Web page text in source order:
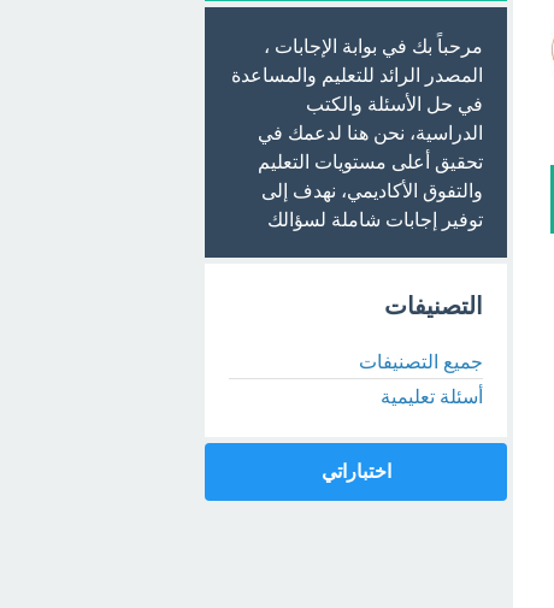
مرحباً بك في بوابة الإجابات ،
المصدر الرائد للتعليم والمساعدة
في حل الأسئلة والكتب
الدراسية، نحن هنا لدعمك في
تحقيق أعلى مستويات التعليم
والتفوق الأكاديمي، نهدف إلى
توفير إجابات شاملة لسؤالك
التصنيفات
جميع التصنيفات
أسئلة تعليمية
اختباراتي